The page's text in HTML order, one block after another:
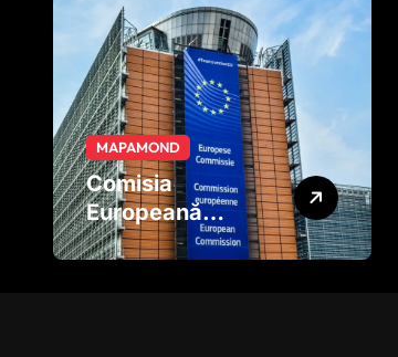
MAPAMOND
Comisia
Europeană
pregătește noi